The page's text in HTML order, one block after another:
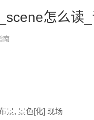
怎么读
南
景, 景色[化] 现场